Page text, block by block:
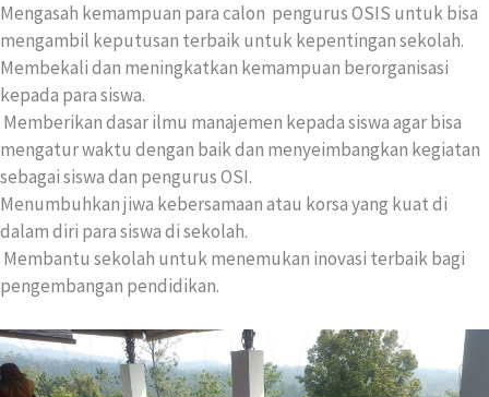
Mengasah kemampuan para calon pengurus OSIS untuk bisa
mengambil keputusan terbaik untuk kepentingan sekolah.
Membekali dan meningkatkan kemampuan berorganisasi
kepada para siswa.
Memberikan dasar ilmu manajemen kepada siswa agar bisa
mengatur waktu dengan baik dan menyeimbangkan kegiatan
sebagai siswa dan pengurus OSI.
Menumbuhkan jiwa kebersamaan atau korsa yang kuat di
dalam diri para siswa di sekolah.
Membantu sekolah untuk menemukan inovasi terbaik bagi
pengembangan pendidikan.